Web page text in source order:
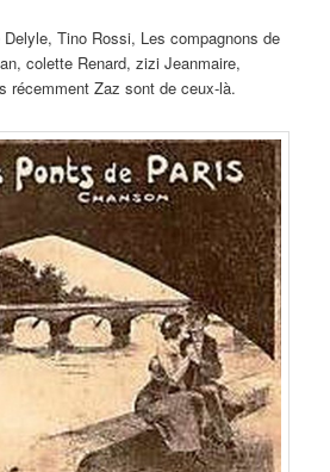
Tino Rossi, Les compagnons de
colette Renard, zizi Jeanmaire,
récemment Zaz sont de ceux-là.